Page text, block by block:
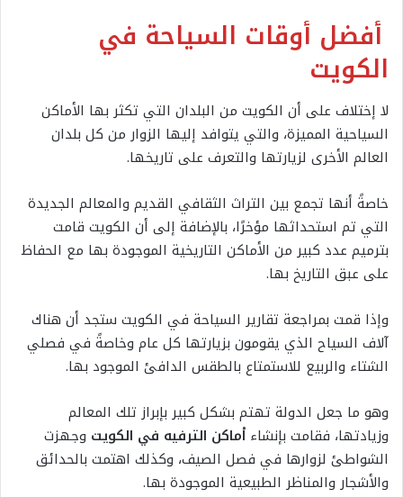
أفضل أوقات السياحة في
الكويت
لا إختلاف على أن الكويت من البلدان التي تكثر بها الأماكن
السياحية المميزة، والتي يتوافد إليها الزوار من كل بلدان
العالم الأخرى لزيارتها والتعرف على تاريخها.
خاصةً أنها تجمع بين التراث الثقافي القديم والمعالم الجديدة
التي تم استحداثها مؤخرًا، بالإضافة إلى أن الكويت قامت
بترميم عدد كبير من الأماكن التاريخية الموجودة بها مع الحفاظ
على عبق التاريخ بها.
وإذا قمت بمراجعة تقارير السياحة في الكويت ستجد أن هناك
آلاف السياح الذي يقومون بزيارتها كل عام وخاصةً في فصلي
الشتاء والربيع للاستمتاع بالطقس الدافئ الموجود بها.
وهو ما جعل الدولة تهتم بشكل كبير بإبراز تلك المعالم
وزيادتها، فقامت بإنشاء أماكن الترفيه في الكويت وجهزت
الشواطئ لزوارها في فصل الصيف، وكذلك اهتمت بالحدائق
والأشجار والمناظر الطبيعية الموجودة بها.